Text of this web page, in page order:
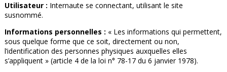
Utilisateur : Internaute se connectant, utilisant le site
susnommé.
Informations personnelles : « Les informations qui permettent,
sous quelque forme que ce soit, directement ou non,
l’identification des personnes physiques auxquelles elles
s’appliquent » (article 4 de la loi n° 78-17 du 6 janvier 1978).